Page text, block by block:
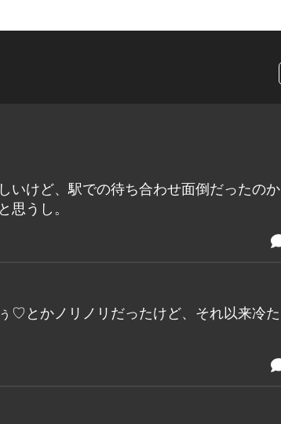
いけど、駅での待ち合わせ面倒だったの
うし。
♡とかノリノリだったけど、それ以来冷